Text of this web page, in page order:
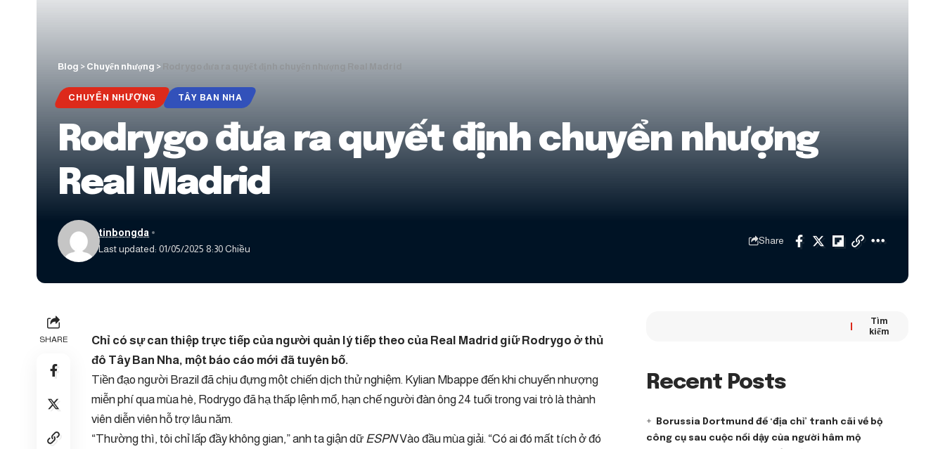
Blog > Chuyển nhượng >
CHUYỂN NHƯỢNG TÂY BAN NHA
Rodrygo đưa ra quyết định chuyển nhượng
Real Madrid
Last updated: 01/05/2025 8:30 Chiều
tinbongda
Share
SHARE Chỉ có sự can thiệp trực tiếp của người quản lý tiếp theo của Real Madrid giữRodrygo ở thủ
đô Tây Ban Nha, một báo cáo mới đã tuyên bố.
Tiền đạo người Brazil đã chịu đựng một chiến dịch thử nghiệm. Kylian Mbappe đến khi chuyển nhượng
miễn phí qua mùa hè, Rodrygo đã hạ thấp lệnh mổ, hạn chế người đàn ông 24 tuổi trong vai trò là thành
viên diễn viên hỗ trợ lâu năm.
“Thường thì, tôi chỉ lấp đầy không gian,” anh ta giận dữ ESPNVào đầu mùa giải. “Có ai đó mất tích ở đó
Tìm
kiếm
Recent Posts
Borussia Dortmund để ‘địa chỉ’ tranh cãi về bộ
công cụ sau cuộc nổi dậy của người hâm mộ